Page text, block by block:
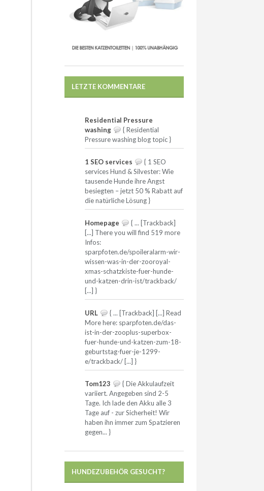
LETZTE KOMMENTARE
Residential Pressure
washing
{ Residential
Pressure washing blog topic }
1 SEO services
{ 1 SEO
services Hund & Silvester: Wie
tausende Hunde ihre Angst
besiegten – jetzt 50 % Rabatt auf
die natürliche Lösung }
Homepage
{ ... [Trackback]
[...] There you will find 519 more
Infos:
sparpfoten.de/spoileralarm-wir-
wissen-was-in-der-zooroyal-
xmas-schatzkiste-fuer-hunde-
und-katzen-drin-ist/trackback/
[...] }
URL
{ ... [Trackback] [...] Read
More here: sparpfoten.de/das-
ist-in-der-zooplus-superbox-
fuer-hunde-und-katzen-zum-18-
geburtstag-fuer-je-1299-
e/trackback/ [...] }
Tom123
{ Die Akkulaufzeit
variiert. Angegeben sind 2-5
Tage. Ich lade den Akku alle 3
Tage auf - zur Sicherheit! Wir
haben ihn immer zum Spatzieren
gegen... }
HUNDEZUBEHÖR GESUCHT?